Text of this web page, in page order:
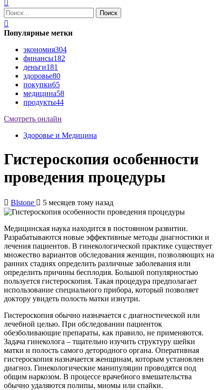
Найти:
Популярные метки
экономия304
финансы182
деньги181
здоровье80
покупки65
медицина58
продукты44
Смотреть онлайн
Здоровье и Медицина
Гистероскопия особенности
проведения процедуры
Blstone 5 месяцев тому назад
Медицинская наука находится в постоянном развитии.
Разрабатываются новые эффективные методы диагностики и
лечения пациентов. В гинекологической практике существует
множество вариантов обследования женщин, позволяющих на
ранних стадиях определить различные заболевания или
определить причины бесплодия. Большой популярностью
пользуется гистероскопия. Такая процедура предполагает
использование специального прибора, который позволяет
доктору увидеть полость матки изнутри.
Гистероскопия обычно назначается с диагностической или
лечебной целью. При обследовании пациенток
обезболивающие препараты, как правило, не применяются.
Задача гинеколога – тщательно изучить структуру шейки
матки и полость самого детородного органа. Оперативная
гистероскопия назначается женщинам, которым установлен
диагноз. Гинекологические манипуляции проводятся под
общим наркозом. В процессе врачебного вмешательства
обычно удаляются полипы, миомы или спайки.